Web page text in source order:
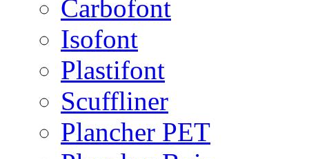
Carbofont
Isofont
Plastifont
Scuffliner
Plancher PET